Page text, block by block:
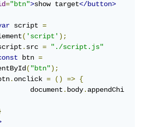
id="btn">show target</button>
var script =
('script');
		script
.src =
"./script.js"
const
btn =
("btn");
		btn
.onclick = () =>
{
			document
.body.appendChi
}